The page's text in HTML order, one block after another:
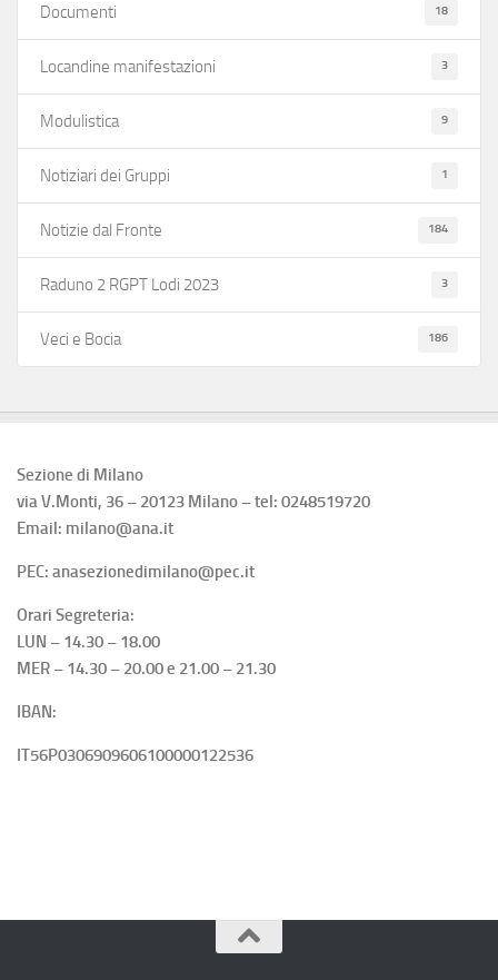
Documenti 18
Locandine manifestazioni 3
Modulistica 9
Notiziari dei Gruppi 1
Notizie dal Fronte 184
Raduno 2 RGPT Lodi 2023 3
Veci e Bocia 186
Sezione di Milano
via V.Monti, 36 – 20123 Milano – tel: 0248519720
Email: milano@ana.it
PEC: anasezionedimilano@pec.it
Orari Segreteria:
LUN – 14.30 – 18.00
MER – 14.30 – 20.00 e 21.00 – 21.30
IBAN:
IT56P0306909606100000122536